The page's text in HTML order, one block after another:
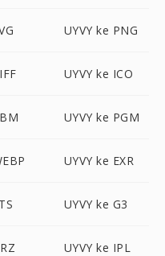
UYVY ke PNG
UYVY ke ICO
UYVY ke PGM
UYVY ke EXR
UYVY ke G3
UYVY ke IPL